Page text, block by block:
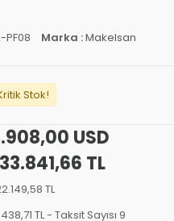
PF08 Marka :Makelsan
Stok!
USD
TL
TL
TL- Taksit Sayısı 9